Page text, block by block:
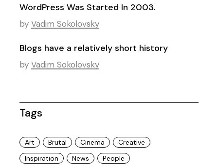
WordPress Was Started In 2003.
by Vadim Sokolovsky
Blogs have a relatively short history
by Vadim Sokolovsky
Tags
Art Brutal Cinema
Creative
Inspiration
News People